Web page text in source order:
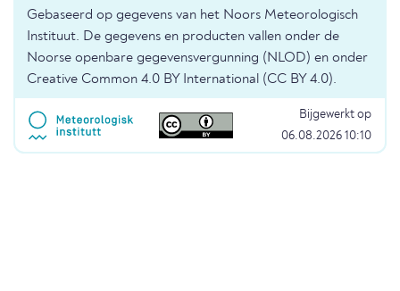
Gebaseerd op gegevens van het Noors Meteorologisch
Instituut. De gegevens en producten vallen onder de
Noorse openbare gegevensvergunning (NLOD) en onder
Creative Common 4.0 BY International (CC BY 4.0).
Bijgewerkt op
06.08.2026 10:10